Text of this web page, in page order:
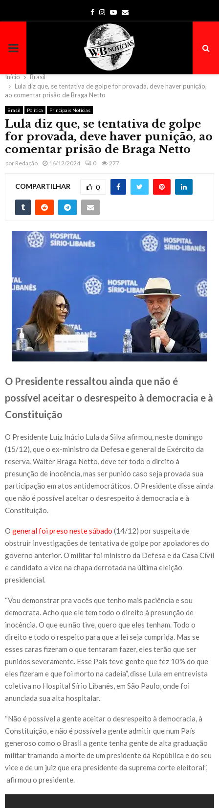
Facebook
Instagram
Youtube
Email
PRIMARY
MENU
Início
Brasil
Lula diz que, se tentativa de golpe for provada, deve haver punição,
ao comentar prisão de Braga Netto
Brasil Política Principais Notícias
Lula diz que, se tentativa de golpe
for provada, deve haver punição, ao
comentar prisão de Braga Netto
por Redação 16/12/2024 0 277
COMPARTILHAR 0
O Presidente ressaltou ainda que não é
possível aceitar o desrespeito à democracia e à
Constituição
O Presidente Luiz Inácio Lula da Silva afirmou, neste domingo
(15/12), que o ex-ministro da Defesa e general de Exército da
reserva, Walter Braga Netto, deve ter todo o direito à
presunção de inocência, mas ser punido caso seja provada sua
participação em atos antidemocráticos. O Presidente disse ainda
que não é possível aceitar o desrespeito à democracia e à
Constituição.
O general foi preso neste sábado (14/12) por suspeita de
obstruir investigações de tentativa de golpe por apoiadores do
governo anterior. O militar foi ministro da Defesa e da Casa Civil
e candidato a vice na chapa derrotada na última eleição
presidencial.
“Vou demonstrar pra vocês que tenho mais paciência e sou
democrata. Acho que ele tem todo o direito à presunção de
inocência. O que eu não tive, quero que eles tenham. Todo o
direito e todo o respeito para que a lei seja cumprida. Mas se
esses caras fizeram o que tentaram fazer, eles terão que ser
punidos severamente. Esse País teve gente que fez 10% do que
eles fizeram e que foi morto na cadeia”, disse Lula em entrevista
coletiva no Hospital Sírio Libanês, em São Paulo, onde foi
anunciada sua alta hospitalar.
“Não é possível a gente aceitar o desrespeito à democracia, à
Constituição, e não é possível a gente admitir que num País
generoso como o Brasil a gente tenha gente de alta graduação
militar tramando a morte de um presidente da República e do seu
vice e de um juiz que era presidente da suprema corte eleitoral”,
afirmou o presidente.